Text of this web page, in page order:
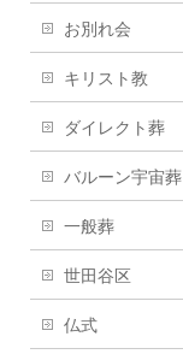
お別れ会
キリスト教
ダイレクト葬
バルーン宇宙葬
一般葬
世田谷区
仏式